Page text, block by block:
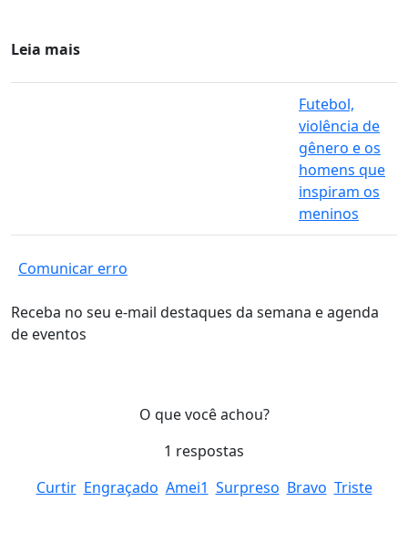
Leia mais
Futebol,
violência de
gênero e os
homens que
inspiram os
meninos
Comunicar erro
Receba no seu e-mail destaques da semana e agenda
de eventos
O que você achou?
1 respostas
Curtir Engraçado Amei1 Surpreso Bravo Triste